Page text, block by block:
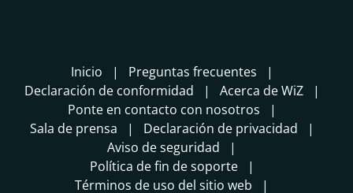
Inicio
Preguntas frecuentes
Declaración de conformidad
Acerca de WiZ
Ponte en contacto con nosotros
Sala de prensa
Declaración de privacidad
Aviso de seguridad
Política de fin de soporte
Términos de uso del sitio web